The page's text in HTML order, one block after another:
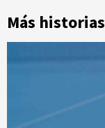
Más historias